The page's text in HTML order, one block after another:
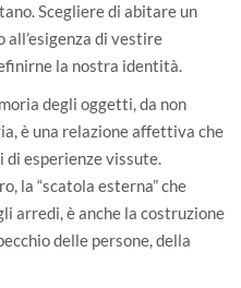
Scegliere di abitare un
di vestire
la nostra identità.
degli oggetti, da non
è una relazione affettiva che
esperienze vissute.
la “scatola esterna” che
arredi, è anche la costruzione
delle persone, della